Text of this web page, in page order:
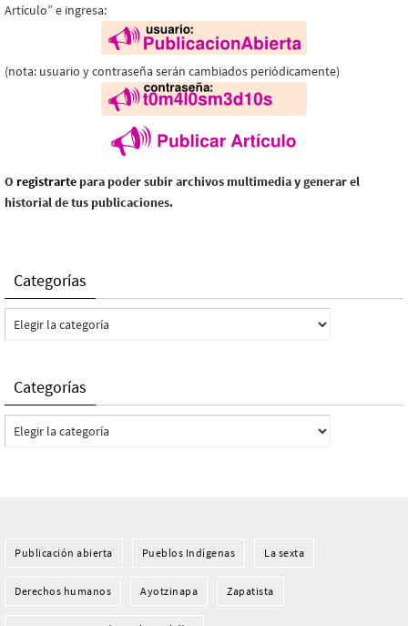
Artículo” e ingresa:
(nota: usuario y contraseña serán cambiados periódicamente)
O registrarte para poder subir archivos multimedia y generar el
historial de tus publicaciones.
Categorías
Categorías
Categorías
Categorías
Publicación abierta Pueblos Indí­genas La sexta
Derechos humanos Ayotzinapa Zapatista